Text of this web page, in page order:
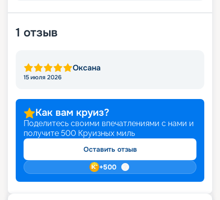
1 отзыв
Оксана
15 июля 2026
Как вам круиз?
Поделитесь своими впечатлениями с нами и
получите 500 Круизных миль
Оставить отзыв
+500